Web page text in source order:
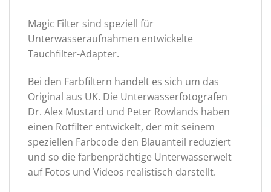
Magic Filter sind speziell für
Unterwasseraufnahmen entwickelte
Tauchfilter-Adapter.
Bei den Farbfiltern handelt es sich um das
Original aus UK. Die Unterwasserfotografen
Dr. Alex Mustard und Peter Rowlands haben
einen Rotfilter entwickelt, der mit seinem
speziellen Farbcode den Blauanteil reduziert
und so die farbenprächtige Unterwasserwelt
auf Fotos und Videos realistisch darstellt.